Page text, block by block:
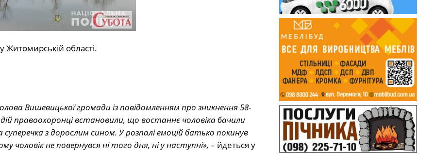
області.
Вишевицької громади із повідомленням про зникнення 58-
правоохоронці встановили, що востаннє чоловіка бачили
з дорослим сином. У розпалі емоцій батько покинув
чоловік не повернувся ні того дня, ні у наступні», – йдеться у